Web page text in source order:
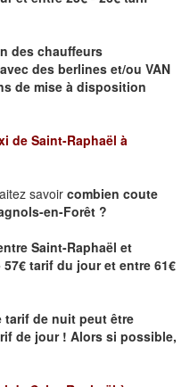
des chauffeurs
des berlines et/ou VAN
de mise à disposition
de Saint-Raphaël à
savoir combien coute
en-Forêt ?
Saint-Raphaël et
57€ tarif du jour et entre 61€
tarif de nuit peut être
de jour ! Alors si possible,